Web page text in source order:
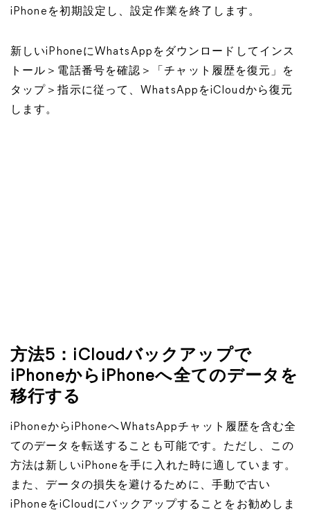
iPhoneを初期設定し、設定作業を終了します。
新しいiPhoneにWhatsAppをダウンロードしてインス
トール＞電話番号を確認＞「チャット履歴を復元」を
タップ＞指示に従って、WhatsAppをiCloudから復元
します。
方法5：iCloudバックアップで
iPhoneからiPhoneへ全てのデータを
移行する
iPhoneからiPhoneへWhatsAppチャット履歴を含む全
てのデータを転送することも可能です。ただし、この
方法は新しいiPhoneを手に入れた時に適しています。
また、データの損失を避けるために、手動で古い
iPhoneをiCloudにバックアップすることをお勧めしま